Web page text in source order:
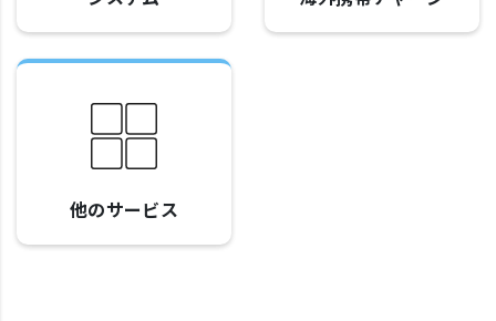
他のサービス